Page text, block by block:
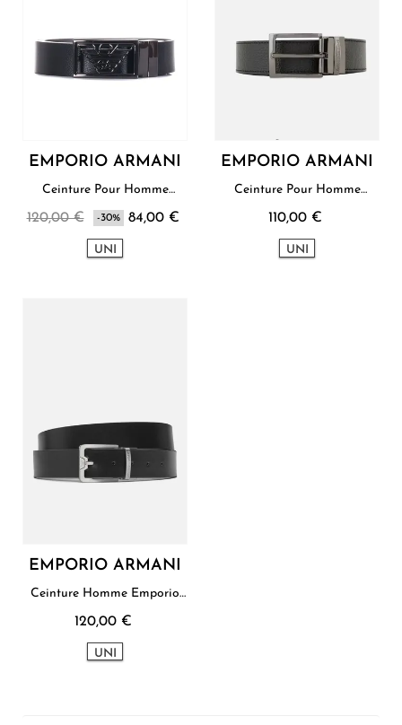
EMPORIO ARMANI
Ceinture Pour Homme
120,00 € -30% 84,00 €
UNI
EMPORIO ARMANI
Ceinture Pour Homme
110,00 €
UNI
EMPORIO ARMANI
Ceinture Homme Emporio
120,00 €
UNI